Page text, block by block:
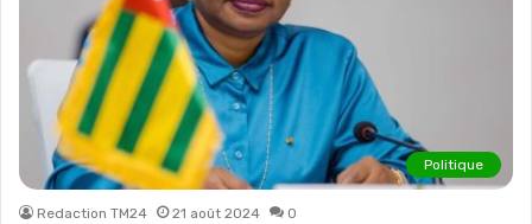
Politique
Redaction TM24 21 août 2024 0